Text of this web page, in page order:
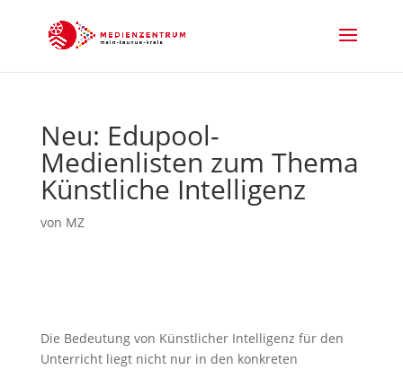
Neu: Edupool-
Medienlisten zum Thema
Künstliche Intelligenz
von MZ
Die Bedeutung von Künstlicher Intelligenz für den
Unterricht liegt nicht nur in den konkreten